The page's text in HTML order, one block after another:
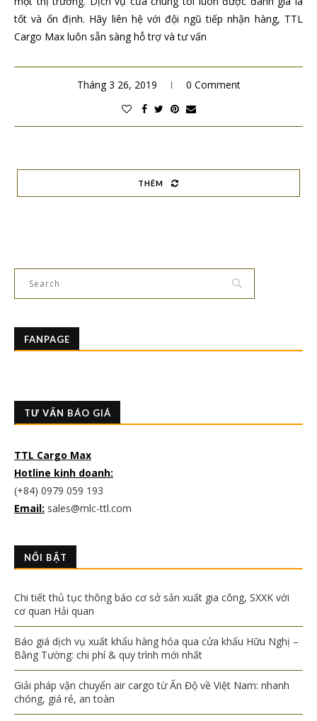
tốt và ổn định. Hãy liên hệ với đội ngũ tiếp nhận hàng, TTL
Cargo Max luôn sẵn sàng hỗ trợ và tư vấn
Tháng 3 26, 2019 0 Comment
THÊM
FANPAGE
TƯ VẤN BÁO GIÁ
TTL Cargo Max
Hotline kinh doanh:
(+84) 0979 059 193
Email: sales@mlc-ttl.com
NỔI BẬT
Chi tiết thủ tục thông báo cơ sở sản xuất gia công, SXXK với
cơ quan Hải quan
Báo giá dịch vụ xuất khẩu hàng hóa qua cửa khẩu Hữu Nghị –
Bằng Tường: chi phí & quy trình mới nhất
Giải pháp vận chuyển air cargo từ Ấn Độ về Việt Nam: nhanh
chóng, giá rẻ, an toàn